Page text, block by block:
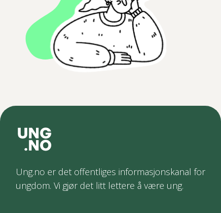
Ung.no er det offentliges informasjonskanal for
ungdom. Vi gjør det litt lettere å være ung.